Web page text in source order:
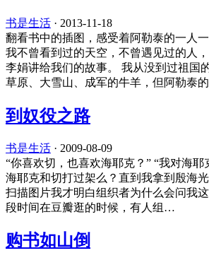
书是生活 · 2013-11-18
翻看书中的插图，感受着阿勒泰的一人
我不曾看到过的天空，不曾遇见过的人
李娟讲给我们的故事。 我从没到过祖国
草原、大雪山、成军的牛羊，但阿勒泰
到奴役之路
书是生活 · 2009-08-09
“你喜欢切，也喜欢海耶克？” “我对海耶
海耶克和切打过架么？直到我拿到殷海
扫描图片我才明白组织者为什么会问我
段时间在豆瓣逛的时候，有人组…
购书如山倒